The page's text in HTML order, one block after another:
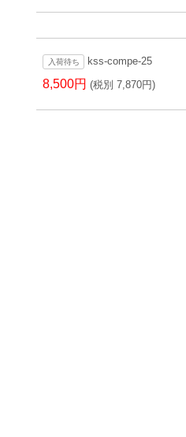
入荷待ち kss-compe-25
8,500円(税別 7,870円)